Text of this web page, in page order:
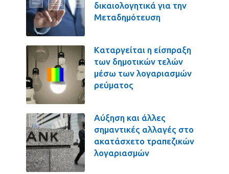
δικαιολογητικά για την
Μεταδημότευση
Καταργείται η είσπραξη
των δημοτικών τελών
μέσω των λογαριασμών
ρεύματος
Αύξηση και άλλες
σημαντικές αλλαγές στο
ακατάσχετο τραπεζικών
λογαριασμών